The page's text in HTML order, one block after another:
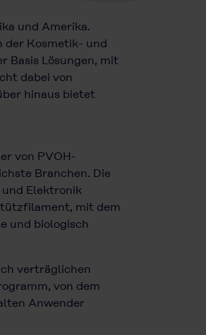
und Amerika.
der Kosmetik- und
Basis Lösungen, mit
dabei von
hinaus bietet
von PVOH-
Branchen. Die
Elektronik
mit dem
und biologisch
verträglichen
von dem
Anwender